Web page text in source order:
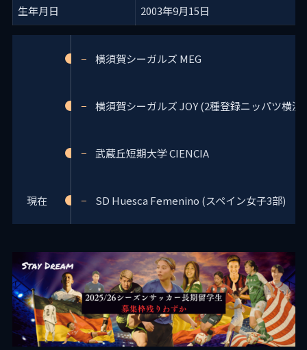
生年月日
2003年9月15日
横須賀シーガルズ MEG
横須賀シーガルズ JOY (2種登録ニッパツ横浜
武蔵丘短期大学 CIENCIA
現在 SD Huesca Femenino (スペイン女子3部)